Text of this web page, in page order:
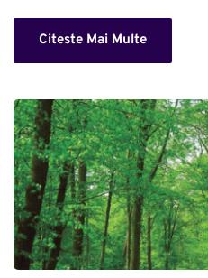
Citeste Mai Multe